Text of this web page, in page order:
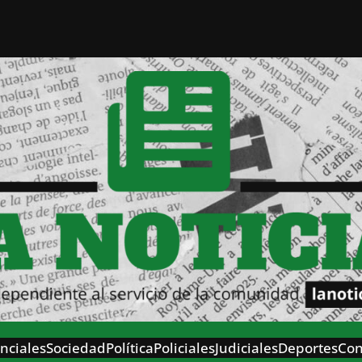
SociedadPolíticaPolicialesJudicialesDeportes